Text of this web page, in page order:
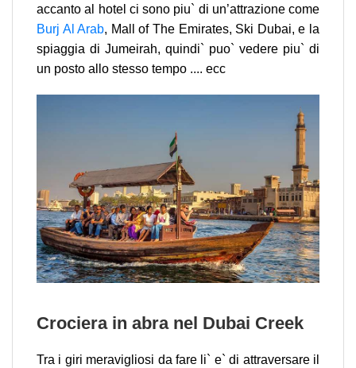
accanto al hotel ci sono piu` di un’attrazione come
Burj Al Arab, Mall of The Emirates, Ski Dubai, e la
spiaggia di Jumeirah, quindi` puo` vedere piu` di
un posto allo stesso tempo .... ecc
Crociera in abra nel Dubai Creek
Tra i giri meravigliosi da fare li` e` di attraversare il